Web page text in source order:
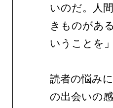
いのだ。人
きものがあ
いうことを
読者の悩み
の出会いの